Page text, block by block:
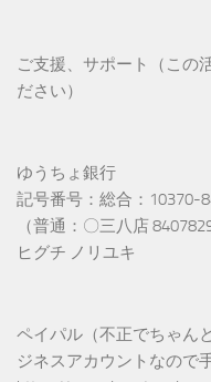
ご支援、サポート（この
ださい）
ゆうちょ銀行
記号番号：総合：10370-
（普通：〇三八店 8407829
ヒグチ ノリユキ
ペイパル（不正でちゃん
ジネスアカウントなので